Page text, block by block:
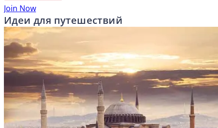
Join Now
Идеи для путешествий